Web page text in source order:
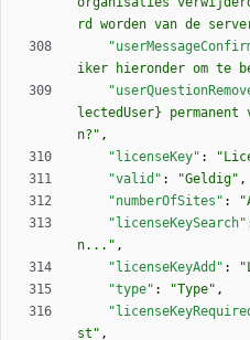
rd worden van de
iker hieronder om te
lectedUser}
n?" ,
"licenseKey" :
"valid" : "Geldig" ,
"numberOfSites" :
"licenseKeySearch"
n..." ,
"licenseKeyAdd" :
"type" : "Type" ,
st" ,